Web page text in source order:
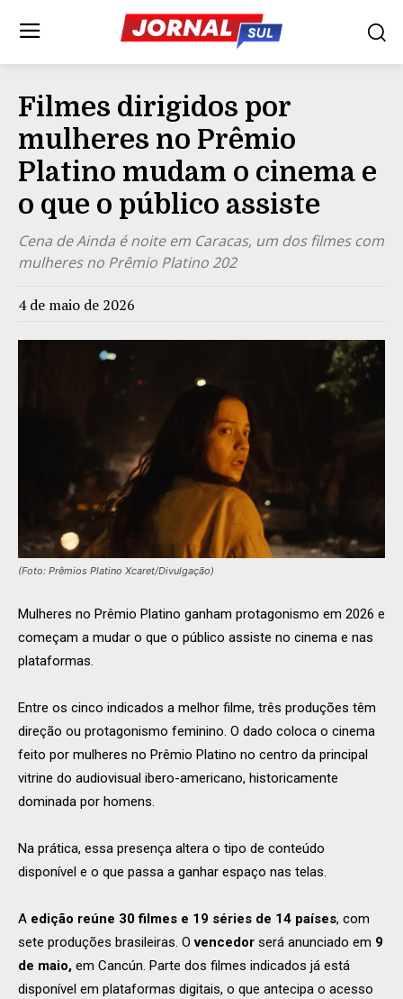
Filmes dirigidos por
mulheres no Prêmio
Platino mudam o cinema e
o que o público assiste
Cena de Ainda é noite em Caracas, um dos filmes com
mulheres no Prêmio Platino 202
4 de maio de 2026
(Foto: Prêmios Platino Xcaret/Divulgação)
Mulheres no Prêmio Platino ganham protagonismo em 2026 e
começam a mudar o que o público assiste no cinema e nas
plataformas.
Entre os cinco indicados a melhor filme, três produções têm
direção ou protagonismo feminino. O dado coloca o cinema
feito por mulheres no Prêmio Platino no centro da principal
vitrine do audiovisual ibero-americano, historicamente
dominada por homens.
Na prática, essa presença altera o tipo de conteúdo
disponível e o que passa a ganhar espaço nas telas.
A edição reúne 30 filmes e 19 séries de 14 países, com
sete produções brasileiras. Ovencedor será anunciado em 9
de maio, em Cancún. Parte dos filmes indicados já está
disponível em plataformas digitais, o que antecipa o acesso